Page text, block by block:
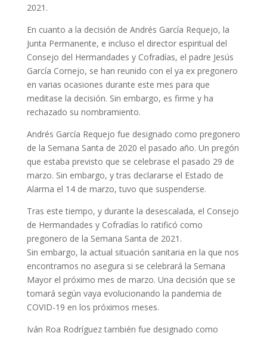
2021.
En cuanto a la decisión de Andrés García Requejo, la
Junta Permanente, e incluso el director espiritual del
Consejo del Hermandades y Cofradías, el padre Jesús
García Cornejo, se han reunido con el ya ex pregonero
en varias ocasiones durante este mes para que
meditase la decisión. Sin embargo, es firme y ha
rechazado su nombramiento.
Andrés García Requejo fue designado como pregonero
de la Semana Santa de 2020 el pasado año. Un pregón
que estaba previsto que se celebrase el pasado 29 de
marzo. Sin embargo, y tras declararse el Estado de
Alarma el 14 de marzo, tuvo que suspenderse.
Tras este tiempo, y durante la desescalada, el Consejo
de Hermandades y Cofradías lo ratificó como
pregonero de la Semana Santa de 2021.
Sin embargo, la actual situación sanitaria en la que nos
encontramos no asegura si se celebrará la Semana
Mayor el próximo mes de marzo. Una decisión que se
tomará según vaya evolucionando la pandemia de
COVID-19 en los próximos meses.
Iván Roa Rodríguez también fue designado como